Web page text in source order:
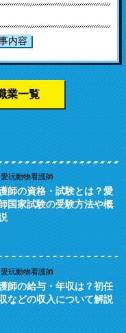
内容
業一覧
愛玩動物看護師
師の資格・試験とは？愛
国家試験の受験方法や概
愛玩動物看護師
師の給与・年収は？初任
などの収入について解説